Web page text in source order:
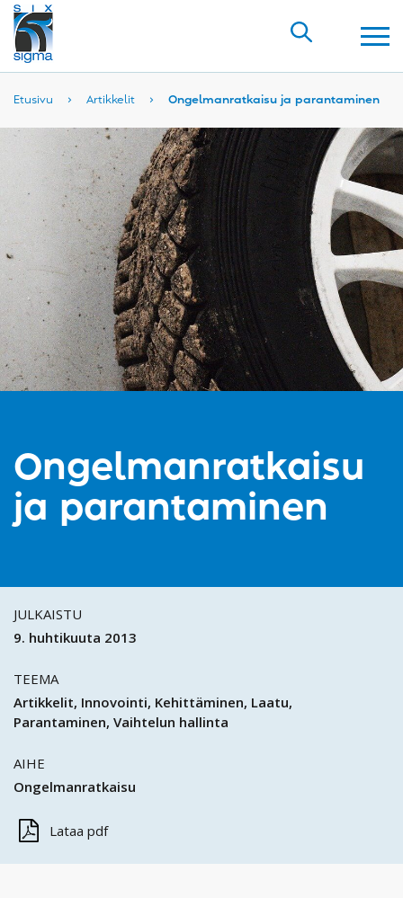
Etusivu › Artikkelit › Ongelmanratkaisu ja parantaminen
Ongelmanratkaisu
ja parantaminen
JULKAISTU
9. huhtikuuta 2013
TEEMA
Artikkelit Innovointi Kehittäminen Laatu
Parantaminen Vaihtelun hallinta
AIHE
Ongelmanratkaisu
Lataa pdf